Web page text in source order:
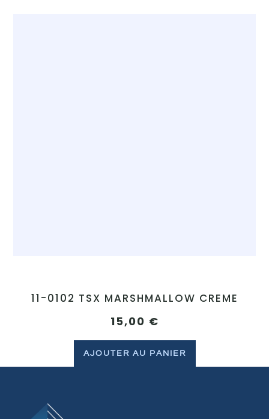
11-0102 TSX MARSHMALLOW CREME
15,00 €
AJOUTER AU PANIER